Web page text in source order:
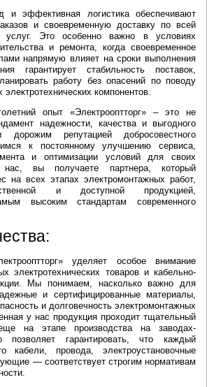
эффективная логистика обеспечивают
и своевременную доставку по всей
услуг. Это особенно важно в условиях
и ремонта, когда своевременное
напрямую влияет на сроки выполнения
гарантирует стабильность поставок,
работу без опасений по поводу
компонентов.
опыт «Электрооптторг» – это не
надежности, качества и выгодного
дорожим репутацией добросовестного
к постоянному улучшению сервиса,
и оптимизации условий для своих
вы получаете партнера, который
на всех этапах электромонтажных работ,
и доступной продукцией,
высоким стандартам современного
уделяет особое внимание
электротехнических товаров и кабельно-
Мы понимаем, насколько важно для
и сертифицированные материалы,
и долговечность электромонтажных
у нас продукция проходит тщательный
на этапе производства на заводах-
позволяет гарантировать, что каждый
провода, электроустановочные
— соответствует строгим нормативам